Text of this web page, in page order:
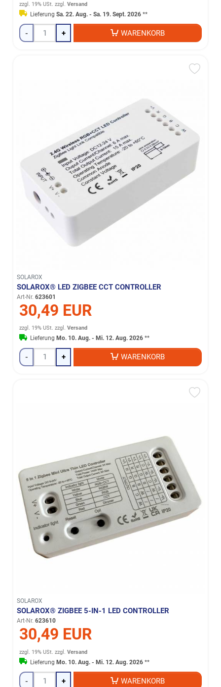
zzgl. 19% USt. zzgl.Versand
LieferungSa. 22. Aug. - Sa. 19. Sept. 2026 **
- + WARENKORB
SOLAROX
SOLAROX® LED ZIGBEE CCT CONTROLLER
Art-Nr. 623601
30,49 EUR
zzgl. 19% USt. zzgl.Versand
Lieferung Mo. 10. Aug. - Mi. 12. Aug. 2026 **
- + WARENKORB
SOLAROX
SOLAROX® ZIGBEE 5-IN-1 LED CONTROLLER
Art-Nr. 623610
30,49 EUR
zzgl. 19% USt. zzgl.Versand
LieferungMo. 10. Aug. - Mi. 12. Aug. 2026 **
- + WARENKORB